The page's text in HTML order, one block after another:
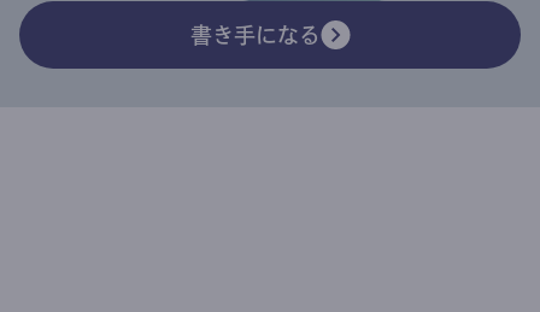
書き手になる